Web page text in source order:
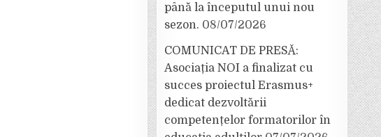
până la începutul unui nou
sezon. 08/07/2026
COMUNICAT DE PRESĂ:
Asociația NOI a finalizat cu
succes proiectul Erasmus+
dedicat dezvoltării
competențelor formatorilor în